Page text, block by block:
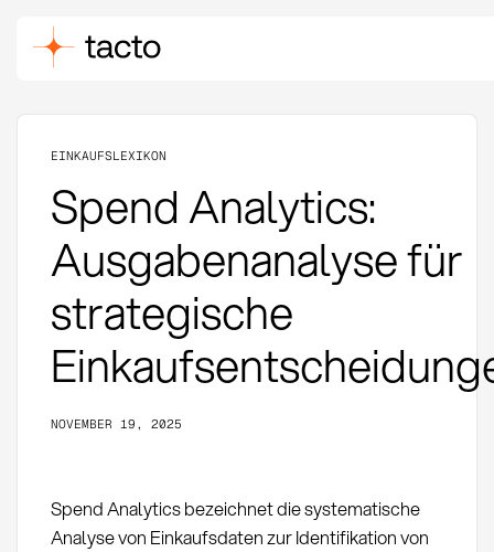
EINKAUFSLEXIKON
Spend Analytics:
Ausgabenanalyse für
strategische
NOVEMBER 19, 2025
Spend Analytics bezeichnet die systematische
Analyse von Einkaufsdaten zur Identifikation von